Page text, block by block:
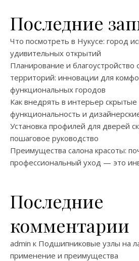
Последние
Что посмотреть в Нукусе: город
удивительных открытий
Планирование и
территорий: инновации для
функциональных городов
Как внедрять в интерьер скрытые
функциональность и
Установка профилей для дверей
пошаговое руководство
Преимущества салона красоты:
профессиональный уход — это
Последние
комментарии
admin к Подшипниковые узлы на
применение и преимущества